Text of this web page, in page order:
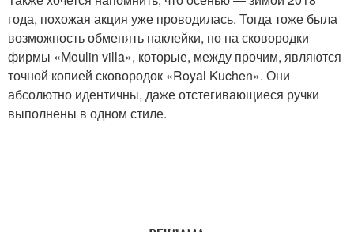
года, похожая акция уже проводилась. Тогда тоже была
возможность обменять наклейки, но на сковородки
фирмы «Moulin villa», которые, между прочим, являются
точной копией сковородок «Royal Kuchen». Они
абсолютно идентичны, даже отстегивающиеся ручки
выполнены в одном стиле.